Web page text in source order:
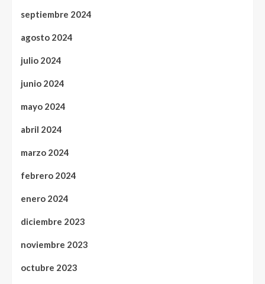
septiembre 2024
agosto 2024
julio 2024
junio 2024
mayo 2024
abril 2024
marzo 2024
febrero 2024
enero 2024
diciembre 2023
noviembre 2023
octubre 2023